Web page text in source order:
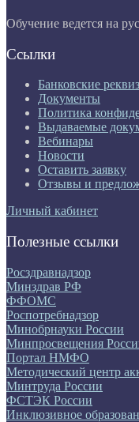
Обучение ведется на
Ссылки
Банковские
Документы
Политика
Выдаваемые
Вебинары
Новости
Оставить заявку
Отзывы и
Личный кабинет
Полезные ссылки
Росздравнадзор
Минздрав РФ
ФФОМС
Роспотребнадзор
Минобрнауки России
Минпросвещения
Портал НМФО
Методический центр
Минтруда России
ФСТЭК России
Инклюзивное